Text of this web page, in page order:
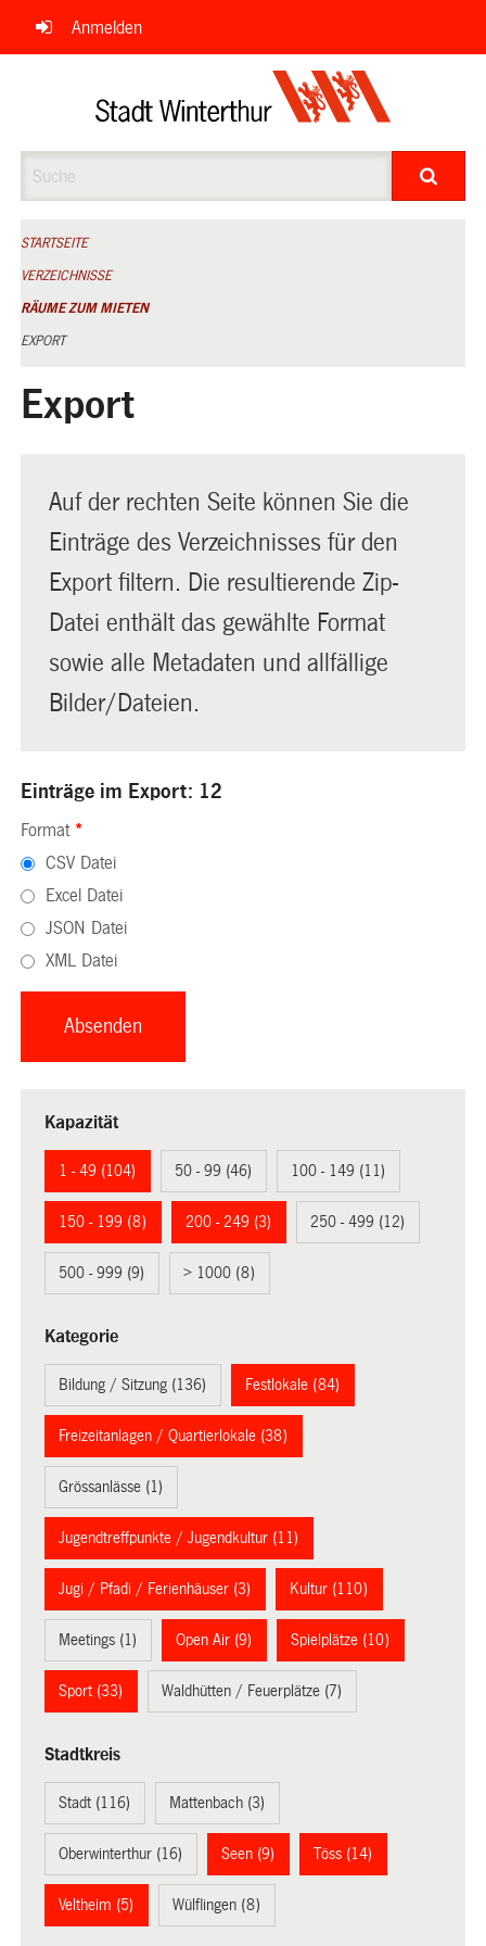
Navigation
überspringen
Anmelden
STARTSEITE
VERZEICHNISSE
RÄUME ZUM MIETEN
EXPORT
Export
Auf der rechten Seite können Sie die
Einträge des Verzeichnisses für den
Export filtern. Die resultierende Zip-
Datei enthält das gewählte Format
sowie alle Metadaten und allfällige
Bilder/Dateien.
Einträge im Export: 12
Format *
CSV Datei
Excel Datei
JSON Datei
XML Datei
Kapazität
1 - 49 (104) 50 - 99 (46) 100 - 149 (11)
150 - 199 (8) 200 - 249 (3) 250 - 499 (12)
500 - 999 (9) > 1000 (8)
Kategorie
Bildung / Sitzung (136) Festlokale (84)
Freizeitanlagen / Quartierlokale (38)
Grössanlässe (1)
Jugendtreffpunkte / Jugendkultur (11)
Jugi / Pfadi / Ferienhäuser (3) Kultur (110)
Meetings (1) Open Air (9) Spielplätze (10)
Sport (33) Waldhütten / Feuerplätze (7)
Stadtkreis
Stadt (116) Mattenbach (3)
Oberwinterthur (16) Seen (9) Töss (14)
Veltheim (5) Wülflingen (8)